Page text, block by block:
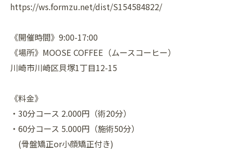
https://ws.formzu.net/dist/S154584822/
《開催時間》9:00-17:00
《場所》MOOSE COFFEE（ムースコーヒー）
川崎市川崎区貝塚1丁目12-15
《料金》
・30分コース 2.000円（術20分）
・60分コース 5.000円（施術50分）
(骨盤矯正or小顔矯正付き)